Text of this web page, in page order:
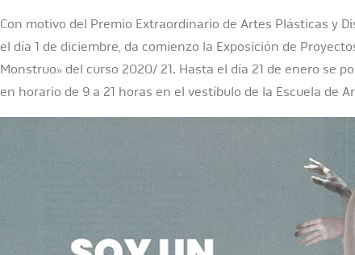
Con motivo del Premio Extraordinario de Artes Plásticas y
el día 1 de diciembre, da comienzo la Exposición de
Monstruo» del curso 2020/ 21. Hasta el día 21 de enero se
en horario de 9 a 21 horas en el vestíbulo de la Escuela de